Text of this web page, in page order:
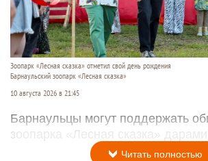
Зоопарк «Лесная сказка» отметил свой день рождения
Барнаульский зоопарк «Лесная сказка»
10 августа 2026 в 21:45
Барнаульцы могут поддержать
зоопарка «Лесная сказка»
Читать полностью